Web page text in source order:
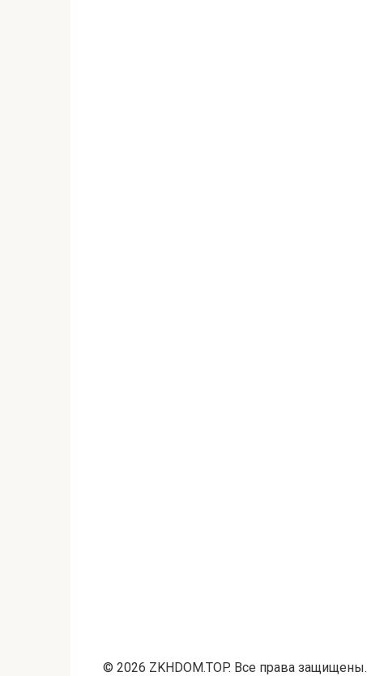
© 2026 ZKHDOM.TOP. Все права защищены.